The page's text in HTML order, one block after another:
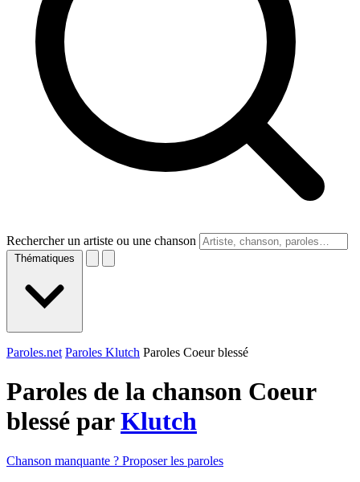
Rechercher un artiste ou une chanson
Thématiques
Paroles.net Paroles Klutch Paroles Coeur blessé
Paroles de la chanson Coeur
blessé parKlutch
Chanson manquante ? Proposer les paroles